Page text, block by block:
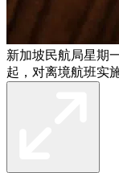
新加坡民航局星期
起，对离境航班实